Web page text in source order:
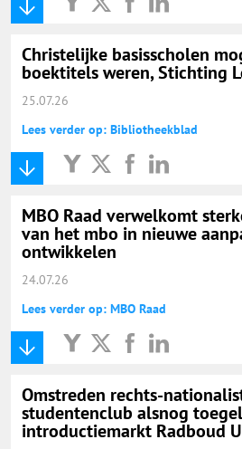
Christelijke basisscholen
boektitels weren, Stichting
25.07.26
Lees verder op: Bibliotheekblad
MBO Raad verwelkomt
van het mbo in nieuwe
ontwikkelen
24.07.26
Lees verder op: MBO Raad
Omstreden rechts-
studentenclub alsnog
introductiemarkt Radboud